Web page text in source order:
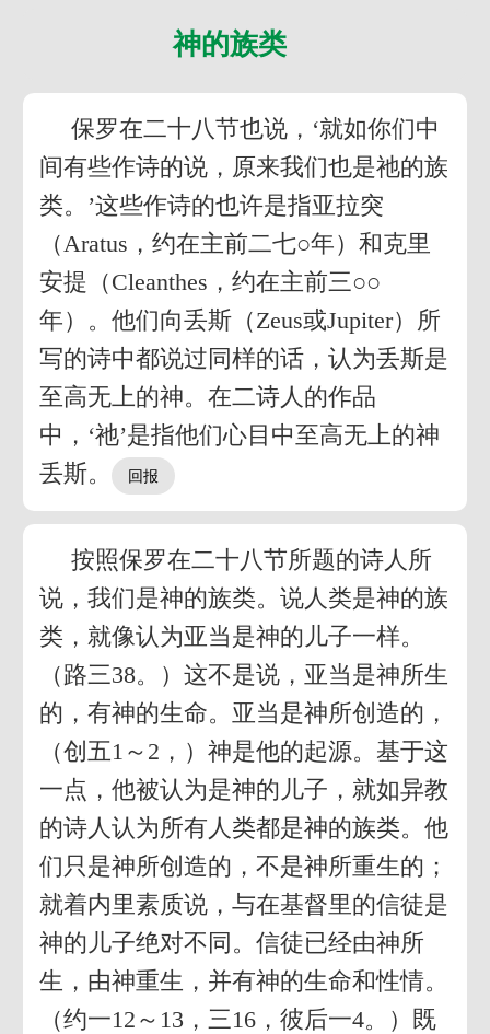
神的族类
保罗在二十八节也说，‘就如你们中
间有些作诗的说，原来我们也是祂的族
类。’这些作诗的也许是指亚拉突
（Aratus，约在主前二七○年）和克里
安提（Cleanthes，约在主前三○○
年）。他们向丢斯（Zeus或Jupiter）所
写的诗中都说过同样的话，认为丢斯是
至高无上的神。在二诗人的作品
中，‘祂’是指他们心目中至高无上的神
丢斯。
按照保罗在二十八节所题的诗人所
说，我们是神的族类。说人类是神的族
类，就像认为亚当是神的儿子一样。
（路三38。）这不是说，亚当是神所生
的，有神的生命。亚当是神所创造的，
（创五1～2，）神是他的起源。基于这
一点，他被认为是神的儿子，就如异教
的诗人认为所有人类都是神的族类。他
们只是神所创造的，不是神所重生的；
就着内里素质说，与在基督里的信徒是
神的儿子绝对不同。信徒已经由神所
生，由神重生，并有神的生命和性情。
（约一12～13，三16，彼后一4。）既